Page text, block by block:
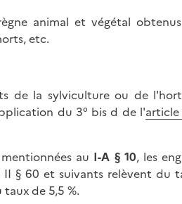
animal et végétal
etc.
de la sylviculture ou de
du 3° bis d de l'
au I-A § 10, les
§ 60 et suivants relèvent du
de 5,5 %.